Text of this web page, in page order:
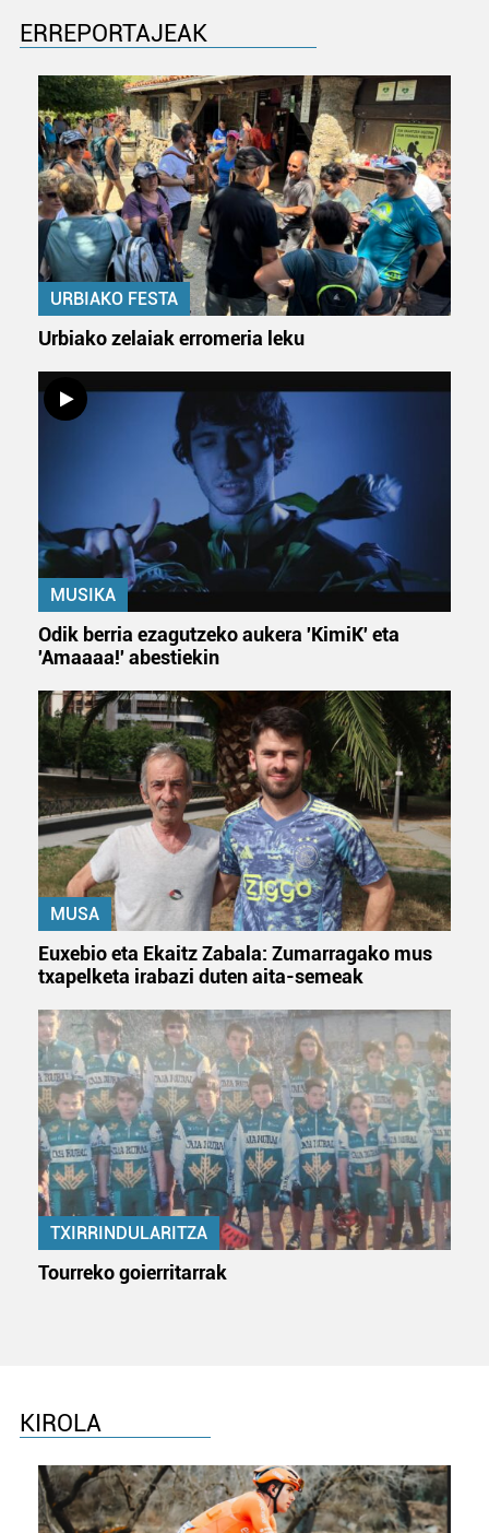
fitxategiak erabiltzen ditu. Zure esperientzia eta
zerbitzuak hobetzeko asmoz, cookie teknologiaz
baliatzen gara. Ohar hau onartuz gero, teknologia hori
erabiltzeko baimen esplizitua ematen diguzu.
Gehiago
irakurri
ERREPORTAJEAK
URBIAKO FESTA
Urbiako zelaiak erromeria leku
MUSIKA
Odik berria ezagutzeko aukera 'KimiK' eta
'Amaaaa!' abestiekin
MUSA
Euxebio eta Ekaitz Zabala: Zumarragako mus
txapelketa irabazi duten aita-semeak
TXIRRINDULARITZA
Tourreko goierritarrak
KIROLA